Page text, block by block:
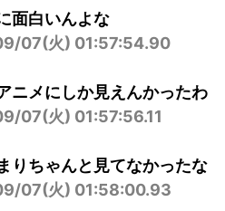
面白いんよな
07(火) 01:57:54.90
ニメにしか見えんかったわ
07(火) 01:57:56.11
りちゃんと見てなかったな
07(火) 01:58:00.93